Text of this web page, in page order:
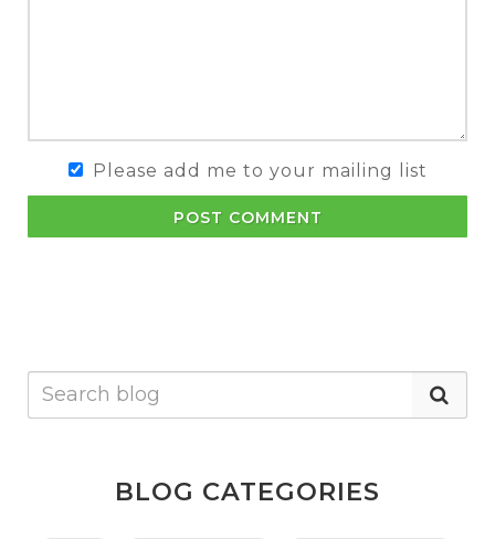
Please add me to your mailing list
POST COMMENT
BLOG CATEGORIES